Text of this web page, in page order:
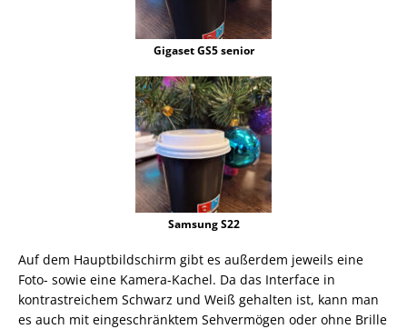
Gigaset GS5 senior
Samsung S22
Auf dem Hauptbildschirm gibt es außerdem jeweils eine
Foto- sowie eine Kamera-Kachel. Da das Interface in
kontrastreichem Schwarz und Weiß gehalten ist, kann man
es auch mit eingeschränktem Sehvermögen oder ohne Brille